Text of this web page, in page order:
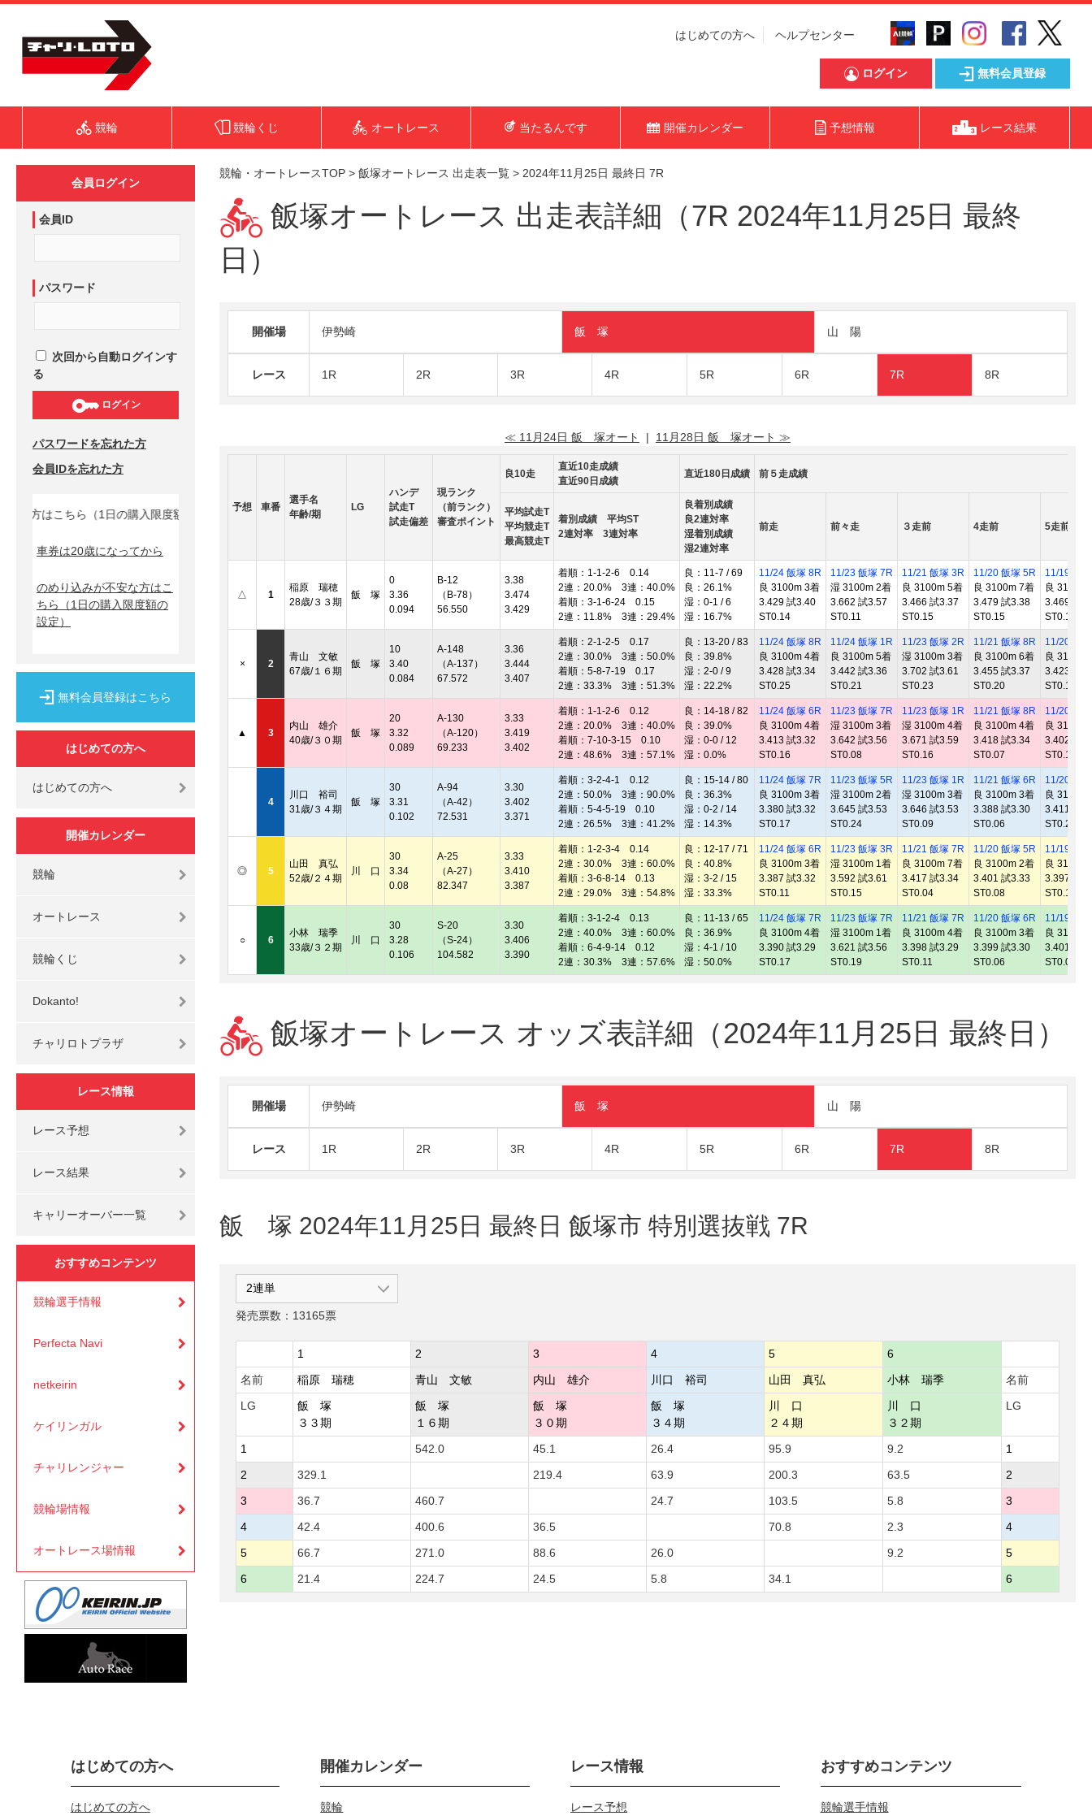
はじめての方へ ヘルプセンター
ログイン 無料会員登録
競輪 競輪くじ オートレース 当たるんです 開催カレンダー 予想情報 レース結果
会員ログイン
会員ID
パスワード
次回から自動ログインす
る
ログイン
パスワードを忘れた方
会員IDを忘れた方
はこちら（1日の購入限度額の設定）↓
車券は20歳になってから
のめり込みが不安な方はこ
ちら
（1日の購入限度額の
設定）
無料会員登録はこちら
はじめての方へ
はじめての方へ
開催カレンダー
競輪
オートレース
競輪くじ
Dokanto!
チャリロトプラザ
レース情報
レース予想
レース結果
キャリーオーバー一覧
おすすめコンテンツ
競輪選手情報
Perfecta Navi
netkeirin
ケイリンガル
チャリレンジャー
競輪場情報
オートレース場情報
競輪・オートレースTOP > 飯塚オートレース 出走表一覧 > 2024年11月25日 最終日 7R
飯塚オートレース 出走表詳細（7R 2024年11月25日 最終
日）
開催場 伊勢崎 飯 塚 山 陽
レース 1R 2R 3R 4R 5R 6R 7R 8R
≪ 11月24日 飯 塚オート | 11月28日 飯 塚オート ≫
予想 車番
選手名
年齢/期
LG
ハンデ
試走T
試走偏差
現ランク
（前ランク）
審査ポイント
良10走
直近10走成績
直近90日成績
直近180日成績 前５走成績
平均試走T
平均競走T
最高競走T
着別成績 平均ST
2連対率 3連対率
良着別成績
良2連対率
湿着別成績
湿2連対率
前走 前々走 ３走前 4走前 5走前
△ 1
稲原 瑞穂
28歳/３３期
飯 塚
0
3.36
0.094
B-12
（B-78）
56.550
3.38
3.474
3.429
着順：1-1-2-6 0.14
2連：20.0% 3連：40.0%
着順：3-1-6-24 0.15
2連：11.8% 3連：29.4%
良：11-7 / 69
良：26.1%
湿：0-1 / 6
湿：16.7%
11/24 飯塚 8R
良 3100m 3着
3.429 試3.40
ST0.14
11/23 飯塚 7R
湿 3100m 2着
3.662 試3.57
ST0.11
11/21 飯塚 3R
良 3100m 5着
3.466 試3.37
ST0.15
11/20 飯塚 5R
良 3100m 7着
3.479 試3.38
ST0.15
11/19 飯
良 3100m
3.469 試
ST0.13
× 2
青山 文敏
67歳/１６期
飯 塚
10
3.40
0.084
A-148
（A-137）
67.572
3.36
3.444
3.407
着順：2-1-2-5 0.17
2連：30.0% 3連：50.0%
着順：5-8-7-19 0.17
2連：33.3% 3連：51.3%
良：13-20 / 83
良：39.8%
湿：2-0 / 9
湿：22.2%
11/24 飯塚 8R
良 3100m 4着
3.428 試3.34
ST0.25
11/24 飯塚 1R
良 3100m 5着
3.442 試3.36
ST0.21
11/23 飯塚 2R
湿 3100m 3着
3.702 試3.61
ST0.23
11/21 飯塚 8R
良 3100m 6着
3.455 試3.37
ST0.20
11/20 飯
良 3100m
3.423 試
ST0.14
▲ 3
内山 雄介
40歳/３０期
飯 塚
20
3.32
0.089
A-130
（A-120）
69.233
3.33
3.419
3.402
着順：1-1-2-6 0.12
2連：20.0% 3連：40.0%
着順：7-10-3-15 0.10
2連：48.6% 3連：57.1%
良：14-18 / 82
良：39.0%
湿：0-0 / 12
湿：0.0%
11/24 飯塚 6R
良 3100m 4着
3.413 試3.32
ST0.16
11/23 飯塚 7R
湿 3100m 3着
3.642 試3.56
ST0.08
11/23 飯塚 1R
湿 3100m 4着
3.671 試3.59
ST0.16
11/21 飯塚 8R
良 3100m 4着
3.418 試3.34
ST0.07
11/20 飯
良 3100m
3.402 試
ST0.10
4
川口 裕司
31歳/３４期
飯 塚
30
3.31
0.102
A-94
（A-42）
72.531
3.30
3.402
3.371
着順：3-2-4-1 0.12
2連：50.0% 3連：90.0%
着順：5-4-5-19 0.10
2連：26.5% 3連：41.2%
良：15-14 / 80
良：36.3%
湿：0-2 / 14
湿：14.3%
11/24 飯塚 7R
良 3100m 3着
3.380 試3.32
ST0.17
11/23 飯塚 5R
湿 3100m 2着
3.645 試3.53
ST0.24
11/23 飯塚 1R
湿 3100m 3着
3.646 試3.53
ST0.09
11/21 飯塚 6R
良 3100m 3着
3.388 試3.30
ST0.06
11/20 飯
良 3100m
3.411 試
ST0.21
◎ 5
山田 真弘
52歳/２４期
川 口
30
3.34
0.08
A-25
（A-27）
82.347
3.33
3.410
3.387
着順：1-2-3-4 0.14
2連：30.0% 3連：60.0%
着順：3-6-8-14 0.13
2連：29.0% 3連：54.8%
良：12-17 / 71
良：40.8%
湿：3-2 / 15
湿：33.3%
11/24 飯塚 6R
良 3100m 3着
3.387 試3.32
ST0.11
11/23 飯塚 3R
湿 3100m 1着
3.592 試3.61
ST0.15
11/21 飯塚 7R
良 3100m 7着
3.417 試3.34
ST0.04
11/20 飯塚 5R
良 3100m 2着
3.401 試3.33
ST0.08
11/19 飯
良 3100m
3.397 試
ST0.13
○ 6
小林 瑞季
33歳/３２期
川 口
30
3.28
0.106
S-20
（S-24）
104.582
3.30
3.406
3.390
着順：3-1-2-4 0.13
2連：40.0% 3連：60.0%
着順：6-4-9-14 0.12
2連：30.3% 3連：57.6%
良：11-13 / 65
良：36.9%
湿：4-1 / 10
湿：50.0%
11/24 飯塚 7R
良 3100m 4着
3.390 試3.29
ST0.17
11/23 飯塚 7R
湿 3100m 1着
3.621 試3.56
ST0.19
11/21 飯塚 7R
良 3100m 4着
3.398 試3.29
ST0.11
11/20 飯塚 6R
良 3100m 3着
3.399 試3.30
ST0.06
11/19 飯
良 3100m
3.401 試
ST0.08
飯塚オートレース オッズ表詳細（2024年11月25日 最終日）
開催場 伊勢崎 飯 塚 山 陽
レース 1R 2R 3R 4R 5R 6R 7R 8R
飯 塚 2024年11月25日 最終日 飯塚市 特別選抜戦 7R
発売票数：13165票
1 2 3 4 5
6
名前
稲原 瑞穂 青山 文敏 内山 雄介 川口 裕司 山田 真弘 小林 瑞季
名前
LG
飯 塚
３３期
飯 塚
１６期
飯 塚
３０期
飯 塚
３４期
川 口
２４期
川 口
３２期
LG
1 542.0 45.1 26.4 95.9 9.2
1
2
329.1 219.4 63.9 200.3 63.5
2
3
36.7 460.7 24.7 103.5 5.8
3
4
42.4 400.6 36.5 70.8 2.3
4
5
66.7 271.0 88.6 26.0 9.2
5
6
21.4 224.7 24.5 5.8 34.1 6
はじめての方へ
はじめての方へ
開催カレンダー
競輪
レース情報
レース予想
おすすめコンテンツ
競輪選手情報